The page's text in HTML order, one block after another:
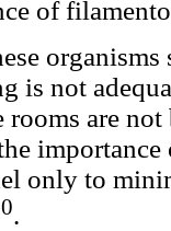
of
is not
are
only to
.